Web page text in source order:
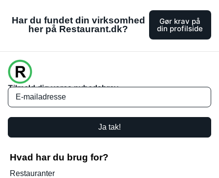
Har du fundet din virksomhed
her på Restaurant.dk?
Gør krav på
din profilside
Tilmeld dig vores nyhedsbrev
Ja tak!
Hvad har du brug for?
Restauranter